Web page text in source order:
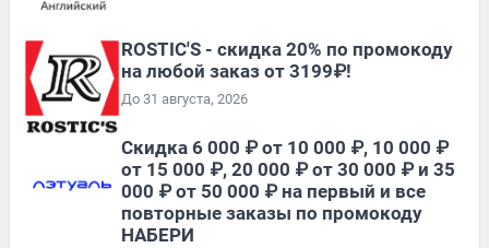
ROSTIC'S - скидка 20% по промокоду
на любой заказ от 3199₽!
До 31 августа, 2026
Скидка 6 000 ₽ от 10 000 ₽, 10 000 ₽
от 15 000 ₽, 20 000 ₽ от 30 000 ₽ и 35
000 ₽ от 50 000 ₽ на первый и все
повторные заказы по промокоду
НАБЕРИ